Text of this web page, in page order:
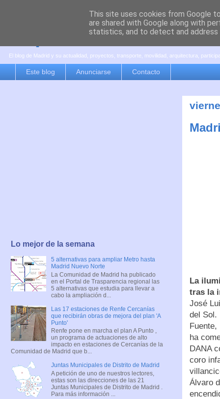
es por madrid
El blog de Madrid y su actualidad, proyectos, transporte, movilidad, arquitectura,
Este blog Anunciarse Contacto
La
tras la
José
del Sol.
ha
DANA
coro
Álvaro
Lo mejor de la semana
5 alternativas para ampliar Metro hasta
Madrid Nuevo Norte
La Comunidad de Madrid ha publicado
en el Portal de Trasparencia regional las
5 alternativas que estudia para llevar a
cabo la ampliación d...
Las 17 estaciones de Renfe Cercanías
que recibirán obras de mejora del plan 'A
Punto'
Renfe pone en marcha el plan A Punto ,
un programa de actuaciones de alto
impacto en estaciones de Cercanías de la
Comunidad de Madrid que b...
Juntas Municipales de Distrito de Madrid
A petición de uno de nuestros lectores,
estas son las direcciones de las 21
Juntas Municipales de Distrito de Madrid .
Para más información ...
This site uses cookies from Google
are shared with Google along with
statistics, and to detect and address